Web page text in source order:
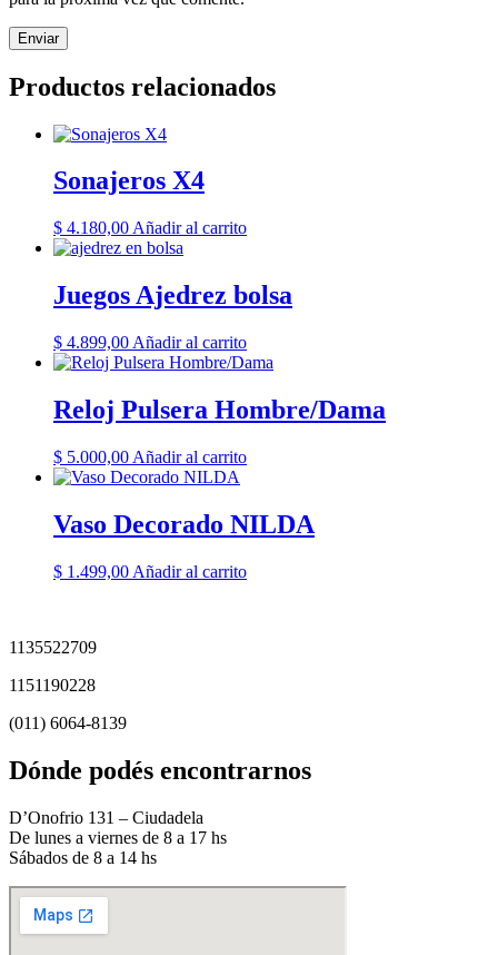
Productos relacionados
Sonajeros X4
$ 4.180,00 Añadir al carrito
Juegos Ajedrez bolsa
$ 4.899,00 Añadir al carrito
Reloj Pulsera Hombre/Dama
$ 5.000,00 Añadir al carrito
Vaso Decorado NILDA
$ 1.499,00 Añadir al carrito
1135522709
1151190228
(011) 6064-8139
Dónde podés encontrarnos
D’Onofrio 131 – Ciudadela
De lunes a viernes de 8 a 17 hs
Sábados de 8 a 14 hs